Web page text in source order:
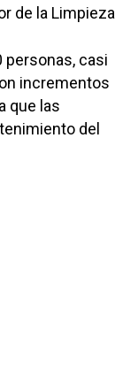
de la
personas, casi
incrementos
que las
del